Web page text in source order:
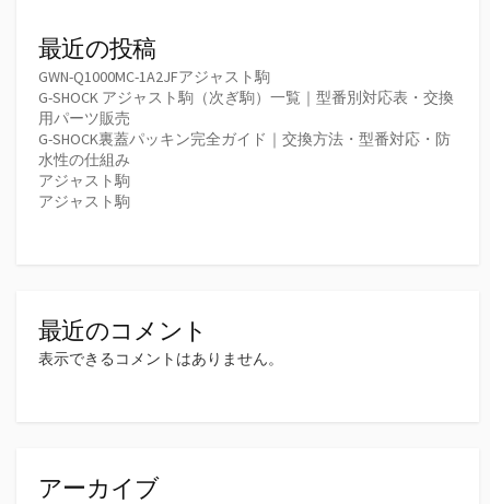
最近の投稿
GWN-Q1000MC-1A2JFアジャスト駒
G-SHOCK アジャスト駒（次ぎ駒）一覧｜型番別対応表・交換
用パーツ販売
G-SHOCK裏蓋パッキン完全ガイド｜交換方法・型番対応・防
水性の仕組み
アジャスト駒
アジャスト駒
最近のコメント
表示できるコメントはありません。
アーカイブ